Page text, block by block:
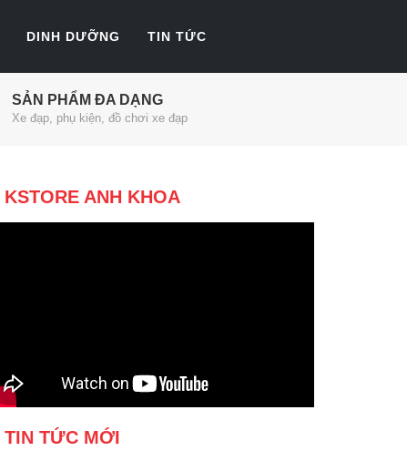
DINH DƯỠNG TIN TỨC
SẢN PHẨM ĐA DẠNG
Xe đạp, phụ kiện, đồ chơi xe đạp
KSTORE ANH KHOA
TIN TỨC MỚI